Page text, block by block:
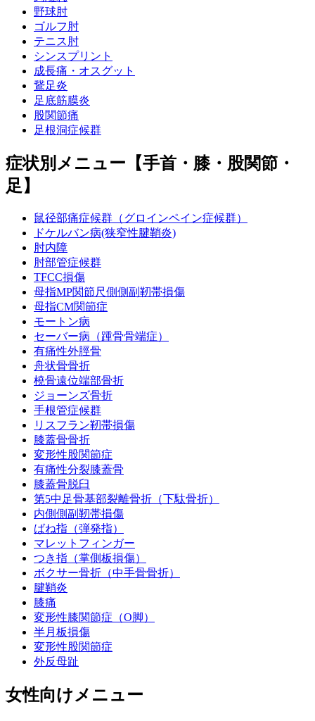
野球肘
ゴルフ肘
テニス肘
シンスプリント
成長痛・オスグット
鵞足炎
足底筋膜炎
股関節痛
足根洞症候群
症状別メニュー【手首・膝・股関節・
足】
鼠径部痛症候群（グロインペイン症候群）
ドケルバン病(狭窄性腱鞘炎)
肘内障
肘部管症候群
TFCC損傷
母指MP関節尺側側副靭帯損傷
母指CM関節症
モートン病
セーバー病（踵骨骨端症）
有痛性外脛骨
舟状骨骨折
橈骨遠位端部骨折
ジョーンズ骨折
手根管症候群
リスフラン靭帯損傷
膝蓋骨骨折
変形性股関節症
有痛性分裂膝蓋骨
膝蓋骨脱臼
第5中足骨基部裂離骨折（下駄骨折）
内側側副靭帯損傷
ばね指（弾発指）
マレットフィンガー
つき指（掌側板損傷）
ボクサー骨折（中手骨骨折）
腱鞘炎
膝痛
変形性膝関節症（O脚）
半月板損傷
変形性股関節症
外反母趾
女性向けメニュー